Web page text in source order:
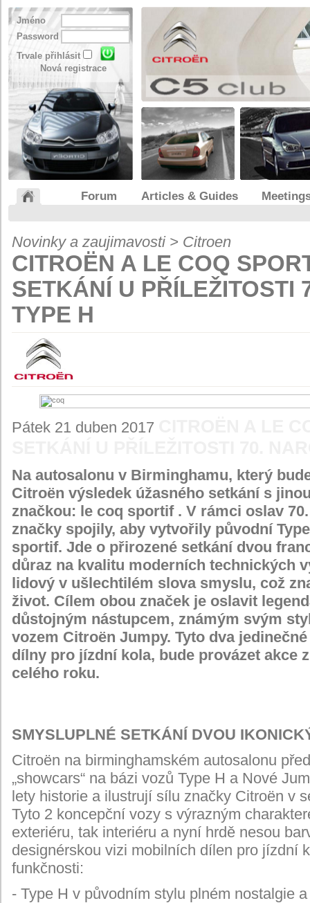
Jméno
Password
Trvale přihlásit
Nová registrace
Forum Articles & Guides
Novinky a zaujimavosti > Citroen
CITROËN A LE COQ
SETKÁNÍ U PŘÍLEŽITOSTI
TYPE H
Pátek 21 duben 2017
Na autosalonu v Birminghamu, který
Citroën výsledek úžasného setkání s
značkou: le coq sportif . V rámci oslav
značky spojily, aby vytvořily původní
sportif. Jde o přirozené setkání dvou
důraz na kvalitu moderních technických
lidový v ušlechtilém slova smyslu, což
život. Cílem obou značek je oslavit
důstojným nástupcem, známým svým
vozem Citroën Jumpy. Tyto dva
dílny pro jízdní kola, bude provázet akce
celého roku.
SMYSLUPLNÉ SETKÁNÍ DVOU
Citroën na birminghamském autosalonu
„showcars“ na bázi vozů Type H a Nové
lety historie a ilustrují sílu značky Citroën v
Tyto 2 koncepční vozy s výrazným
exteriéru, tak interiéru a nyní hrdě nesou
designérskou vizi mobilních dílen pro jízdní
funkčnosti:
- Type H v původním stylu plném nostalgie